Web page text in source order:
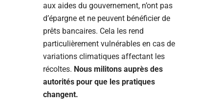
aux aides du gouvernement, n’ont pas
d’épargne et ne peuvent bénéficier de
prêts bancaires. Cela les rend
particulièrement vulnérables en cas de
variations climatiques affectant les
récoltes. Nous militons auprès des
autorités pour que les pratiques
changent.